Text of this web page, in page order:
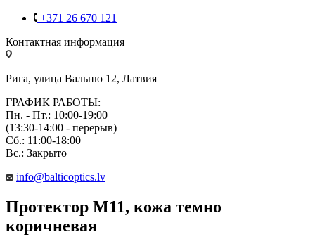
+371 26 670 121
Контактная информация
Рига, улица Вальню 12, Латвия
ГРАФИК РАБОТЫ:
Пн. - Пт.: 10:00-19:00
(13:30-14:00 - перерыв)
Сб.: 11:00-18:00
Вс.: Закрыто
info@balticoptics.lv
Протектор M11, кожа темно
коричневая